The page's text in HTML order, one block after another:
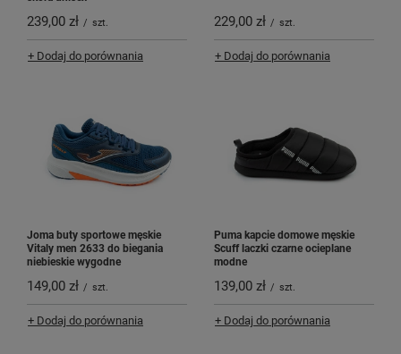
239,00 zł / szt.
+ Dodaj do porównania
229,00 zł / szt.
+ Dodaj do porównania
Joma buty sportowe męskie
Vitaly men 2633 do biegania
niebieskie wygodne
149,00 zł / szt.
+ Dodaj do porównania
Puma kapcie domowe męskie
Scuff laczki czarne ocieplane
modne
139,00 zł / szt.
+ Dodaj do porównania